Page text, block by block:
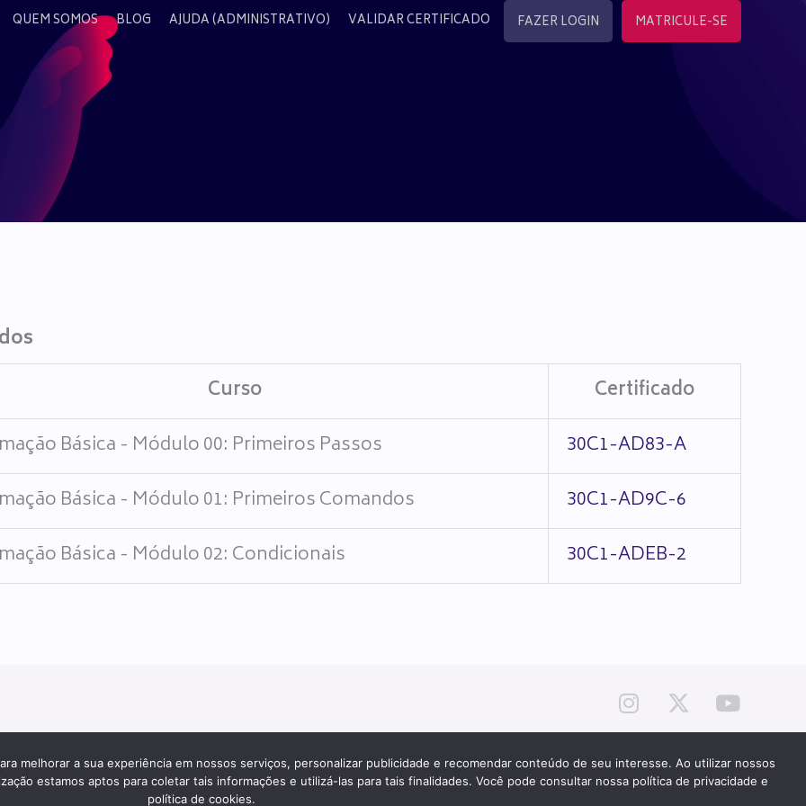
QUEM SOMOS BLOG AJUDA (ADMINISTRATIVO) VALIDAR CERTIFICADO FAZER LOGIN MATRICULE-SE
Curso
Certificado
Básica - Módulo 00: Primeiros Passos
30C1-AD83-A
Básica - Módulo 01: Primeiros Comandos
30C1-AD9C-6
Básica - Módulo 02: Condicionais
30C1-ADEB-2
Todos os direitos reservados desde 2000. PATROCÍNIO E HOSPEDAGEM
melhorar a sua experiência em nossos serviços, personalizar publicidade e recomendar conteúdo de seu interesse. Ao utilizar nossos
estamos aptos para coletar tais informações e utilizá-las para tais finalidades. Você pode consultar nossa política de privacidade e
política de cookies.